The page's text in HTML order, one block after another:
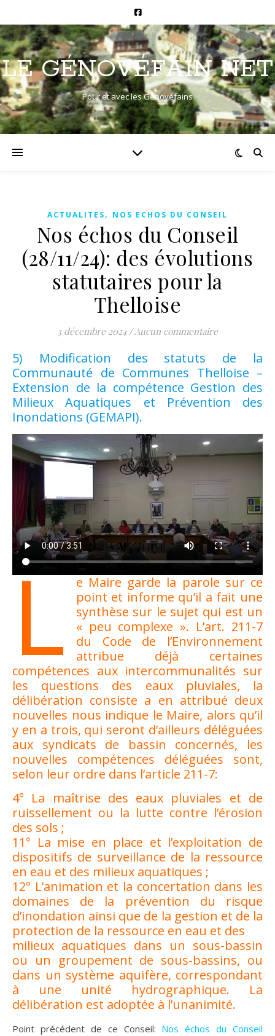
LE GÉNOVÉFAIN NET
Pour et avec les Génovéfains
ACTUALITES, NOS ECHOS DU CONSEIL
Nos échos du Conseil
(28/11/24): des évolutions
statutaires pour la
Thelloise
3 décembre 2024 /Aucun commentaire
5) Modification des statuts de la
Communauté de Communes Thelloise –
Extension de la compétence Gestion des
Milieux Aquatiques et Prévention des
Inondations (GEMAPI).
L
e Maire garde la parole sur ce
point et informe qu’il a fait une
synthèse sur le sujet qui est un
« peu complexe ». L’art. 211-7
du Code de l’Environnement
attribue déjà certaines
compétences aux intercommunalités sur
les questions des eaux pluviales, la
délibération consiste a en attribué deux
nouvelles nous indique le Maire, alors qu’il
y en a trois, qui seront d’ailleurs déléguées
aux syndicats de bassin concernés, les
nouvelles compétences déléguées sont,
selon leur ordre dans l’article 211-7:
4° La maîtrise des eaux pluviales et de
ruissellement ou la lutte contre l’érosion
des sols ;
11° La mise en place et l’exploitation de
dispositifs de surveillance de la ressource
en eau et des milieux aquatiques ;
12° L’animation et la concertation dans les
domaines de la prévention du risque
d’inondation ainsi que de la gestion et de la
protection de la ressource en eau et des
milieux aquatiques dans un sous-bassin
ou un groupement de sous-bassins, ou
dans un système aquifère, correspondant
à une unité hydrographique. La
délibération est adoptée à l’unanimité.
Point précédent de ce Conseil: Nos échos du Conseil